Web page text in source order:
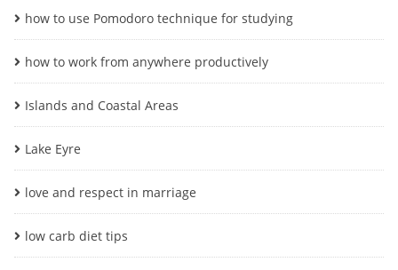
how to use Pomodoro technique for studying
how to work from anywhere productively
Islands and Coastal Areas
Lake Eyre
love and respect in marriage
low carb diet tips